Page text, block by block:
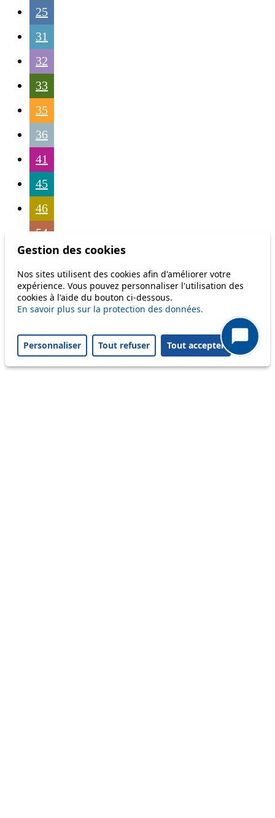
25
31
32
33
35
36
41
45
46
54
56
58
64
Others
Gestion des cookies
Nos sites utilisent des cookies afin d'améliorer votre
expérience. Vous pouvez personnaliser l'utilisation des
cookies à l'aide du bouton ci-dessous.
En savoir plus sur la protection des données.
Personnaliser Tout refuser Tout accepter